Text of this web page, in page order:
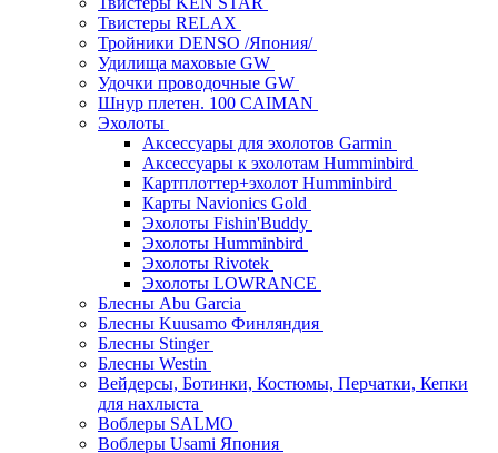
Твистеры RELAX
Тройники DENSO /Япония/
Удилища маховые GW
Удочки проводочные GW
Шнур плетен. 100 CAIMAN
Эхолоты
Аксессуары для эхолотов Garmin
Аксессуары к эхолотам Humminbird
Картплоттер+эхолот Humminbird
Карты Navionics Gold
Эхолоты Fishin'Buddy
Эхолоты Humminbird
Эхолоты Rivotek
Эхолоты LOWRANCE
Блесны Abu Garcia
Блесны Kuusamo Финляндия
Блесны Stinger
Блесны Westin
Вейдерсы, Ботинки, Костюмы, Перчатки, Кепки
для нахлыста
Воблеры SALMO
Воблеры Usami Япония